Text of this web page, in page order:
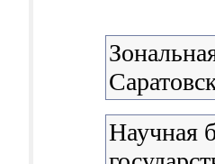
Научная